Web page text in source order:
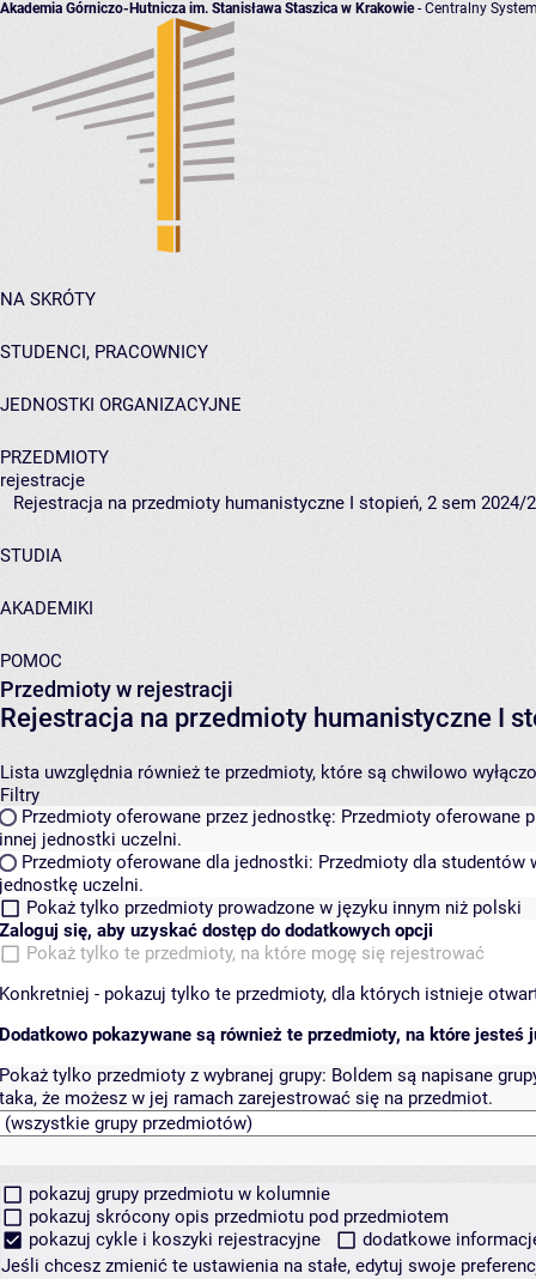
Akademia Górniczo-Hutnicza im. Stanisława Staszica w Krakowie- Centralny
NA SKRÓTY
STUDENCI, PRACOWNICY
JEDNOSTKI ORGANIZACYJNE
PRZEDMIOTY
rejestracje
Rejestracja na przedmioty humanistyczne I stopień, 2 sem 2024/
STUDIA
AKADEMIKI
POMOC
Przedmioty w rejestracji
Rejestracja na przedmioty humanistyczne I
Lista uwzględnia również te przedmioty, które są chwilowo
Filtry
Przedmioty oferowane przez jednostkę: Przedmioty oferowane
innej jednostki uczelni.
Przedmioty oferowane dla jednostki: Przedmioty dla studentów
jednostkę uczelni.
Pokaż tylko przedmioty prowadzone w języku innym niż polski
Zaloguj się, aby uzyskać dostęp do dodatkowych opcji
Pokaż tylko te przedmioty, na które mogę się rejestrować
Konkretniej - pokazuj tylko te przedmioty, dla których istnieje
Dodatkowo pokazywane są również te przedmioty, na które jesteś
Pokaż tylko przedmioty z wybranej grupy: Boldem są napisane
taka, że możesz w jej ramach zarejestrować się na przedmiot.
pokazuj grupy przedmiotu w kolumnie
pokazuj skrócony opis przedmiotu pod przedmiotem
pokazuj cykle i koszyki rejestracyjne
dodatkowe
Jeśli chcesz zmienić te ustawienia na stałe, edytuj swoje